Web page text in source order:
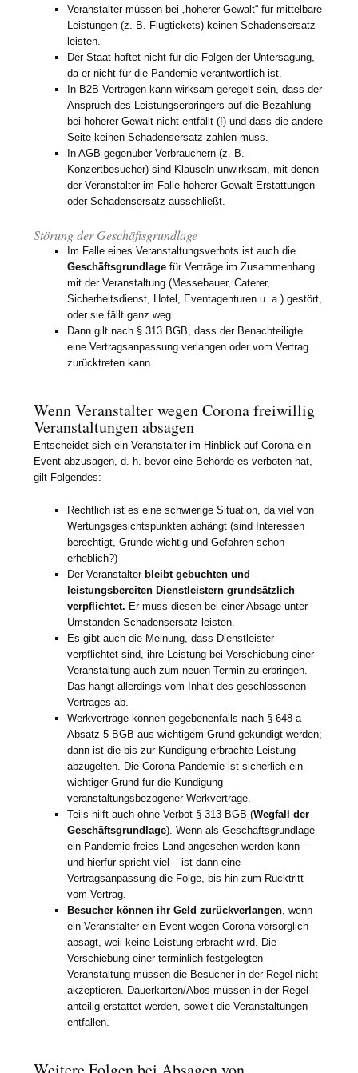
Veranstalter müssen bei „höherer Gewalt“ für mittelbare
Leistungen (z. B. Flugtickets) keinen Schadensersatz
leisten.
Der Staat haftet nicht für die Folgen der Untersagung,
da er nicht für die Pandemie verantwortlich ist.
In B2B-Verträgen kann wirksam geregelt sein, dass der
Anspruch des Leistungserbringers auf die Bezahlung
bei höherer Gewalt nicht entfällt (!) und dass die andere
Seite keinen Schadensersatz zahlen muss.
In AGB gegenüber Verbrauchern (z. B.
Konzertbesucher) sind Klauseln unwirksam, mit denen
der Veranstalter im Falle höherer Gewalt Erstattungen
oder Schadensersatz ausschließt.
Störung der Geschäftsgrundlage
Im Falle eines Veranstaltungsverbots ist auch die
Geschäftsgrundlagefür Verträge im Zusammenhang
mit der Veranstaltung (Messebauer, Caterer,
Sicherheitsdienst, Hotel, Eventagenturen u. a.) gestört,
oder sie fällt ganz weg.
Dann gilt nach § 313 BGB, dass der Benachteiligte
eine Vertragsanpassung verlangen oder vom Vertrag
zurücktreten kann.
Wenn Veranstalter wegen Corona freiwillig
Veranstaltungen absagen
Entscheidet sich ein Veranstalter im Hinblick auf Corona ein
Event abzusagen, d. h. bevor eine Behörde es verboten hat,
gilt Folgendes:
Rechtlich ist es eine schwierige Situation, da viel von
Wertungsgesichtspunkten abhängt (sind Interessen
berechtigt, Gründe wichtig und Gefahren schon
erheblich?)
Der Veranstalterbleibt gebuchten und
leistungsbereiten Dienstleistern grundsätzlich
verpflichtet. Er muss diesen bei einer Absage unter
Umständen Schadensersatz leisten.
Es gibt auch die Meinung, dass Dienstleister
verpflichtet sind, ihre Leistung bei Verschiebung einer
Veranstaltung auch zum neuen Termin zu erbringen.
Das hängt allerdings vom Inhalt des geschlossenen
Vertrages ab.
Werkverträge können gegebenenfalls nach § 648 a
Absatz 5 BGB aus wichtigem Grund gekündigt werden;
dann ist die bis zur Kündigung erbrachte Leistung
abzugelten. Die Corona-Pandemie ist sicherlich ein
wichtiger Grund für die Kündigung
veranstaltungsbezogener Werkverträge.
Teils hilft auch ohne Verbot § 313 BGB (Wegfall der
Geschäftsgrundlage). Wenn als Geschäftsgrundlage
ein Pandemie-freies Land angesehen werden kann –
und hierfür spricht viel – ist dann eine
Vertragsanpassung die Folge, bis hin zum Rücktritt
vom Vertrag.
Besucher können ihr Geld zurückverlangen , wenn
ein Veranstalter ein Event wegen Corona vorsorglich
absagt, weil keine Leistung erbracht wird. Die
Verschiebung einer terminlich festgelegten
Veranstaltung müssen die Besucher in der Regel nicht
akzeptieren. Dauerkarten/Abos müssen in der Regel
anteilig erstattet werden, soweit die Veranstaltungen
entfallen.